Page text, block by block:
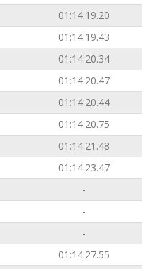
01:14:19.20
01:14:19.43
01:14:20.34
01:14:20.47
01:14:20.44
01:14:20.75
01:14:21.48
01:14:23.47
-
-
-
01:14:27.55